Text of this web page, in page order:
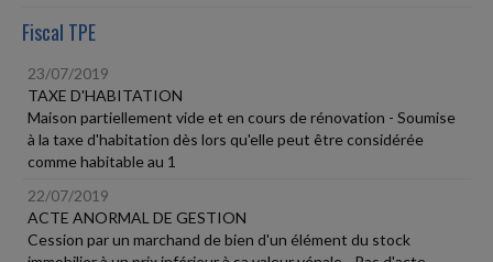
Fiscal TPE
23/07/2019
TAXE D'HABITATION
Maison partiellement vide et en cours de rénovation - Soumise
à la taxe d'habitation dès lors qu'elle peut être considérée
comme habitable au 1
22/07/2019
ACTE ANORMAL DE GESTION
Cession par un marchand de bien d'un élément du stock